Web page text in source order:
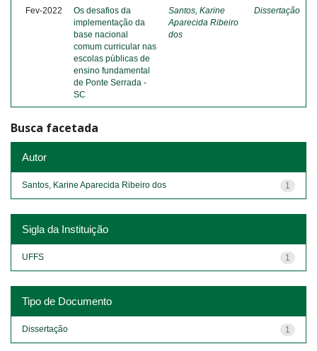
Fev-2022
Os desafios da
implementação da
base nacional
comum curricular nas
escolas públicas de
ensino fundamental
de Ponte Serrada -
SC
Santos, Karine
Aparecida Ribeiro
dos
Dissertação
Busca facetada
Autor
1
Santos, Karine Aparecida Ribeiro dos
Sigla da Instituição
1
UFFS
Tipo de Documento
1
Dissertação